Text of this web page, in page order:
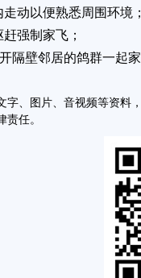
动以便熟悉周围环境；
强制家飞；
壁邻居的鸽群一起家
字、图片、音视频等资料
任。